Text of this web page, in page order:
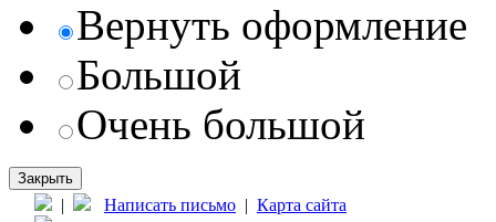
Вернуть оформление
Большой
Очень большой
Закрыть
| Написать письмо | Карта сайта